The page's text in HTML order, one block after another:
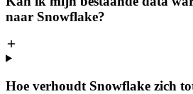
naar Snowflake?
Hoe verhoudt Snowflake zich